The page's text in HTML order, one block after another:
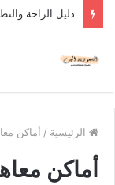
دليل الراحة
الرئيسية / أماكن
أماكن